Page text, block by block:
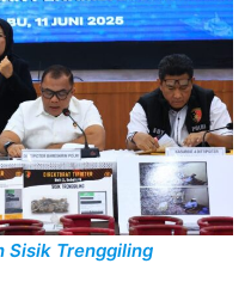
Sisik Trenggiling